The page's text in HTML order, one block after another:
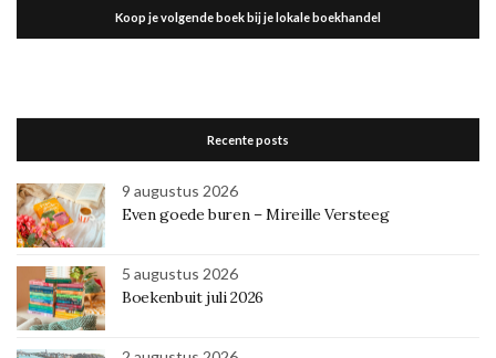
Koop je volgende boek bij je lokale boekhandel
Recente posts
9 augustus 2026
Even goede buren – Mireille Versteeg
5 augustus 2026
Boekenbuit juli 2026